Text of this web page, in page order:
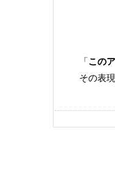
「この
その表